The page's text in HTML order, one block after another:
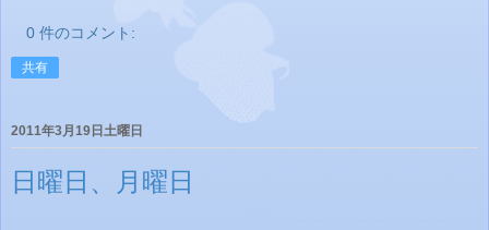
0 件のコメント:
共有
2011年3月19日土曜日
日曜日、月曜日